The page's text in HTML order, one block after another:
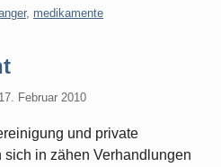
, medikamente
Februar 2010
und private
in zähen Verhandlungen